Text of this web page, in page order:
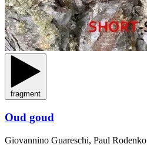
fragment
Oud goud
Giovannino Guareschi, Paul Rodenko